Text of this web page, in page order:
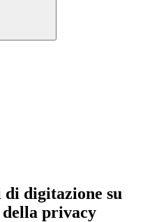
digitazione su
privacy